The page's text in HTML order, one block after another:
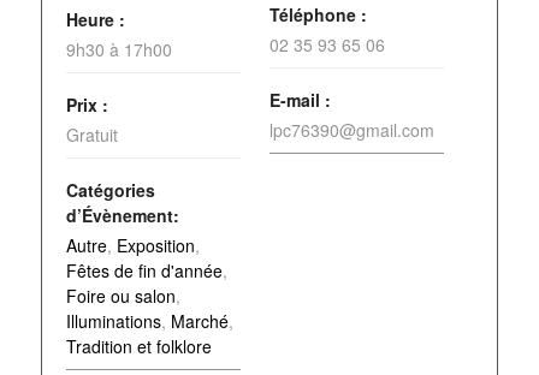
Heure :
9h30 à 17h00
Prix :
Gratuit
Catégories
d’Évènement:
Autre, Exposition,
Fêtes de fin d'année,
Foire ou salon,
Illuminations, Marché,
Tradition et folklore
Téléphone :
02 35 93 65 06
E-mail :
lpc76390@gmail.com